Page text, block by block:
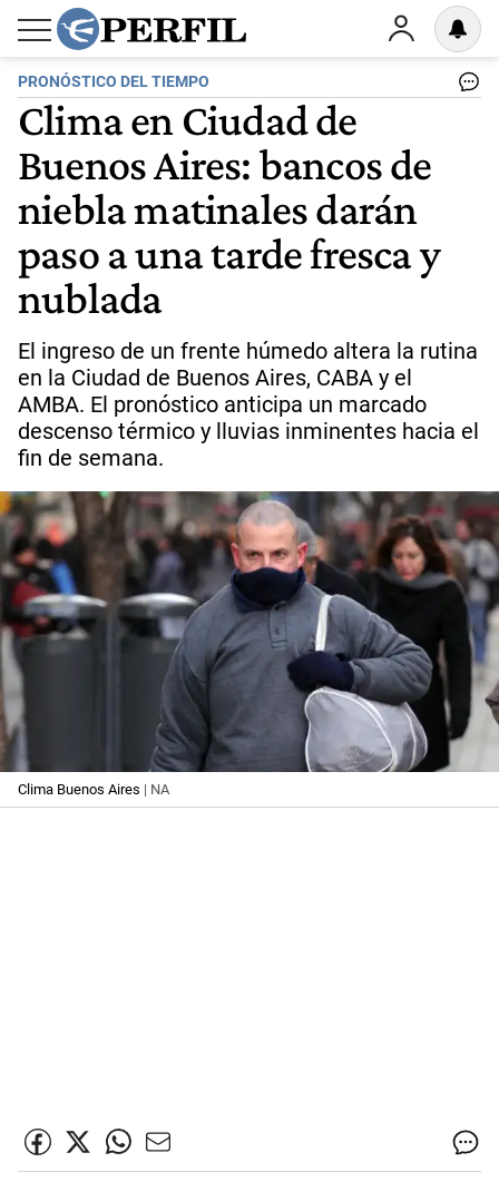
PRONÓSTICO DEL TIEMPO
Clima en Ciudad de
Buenos Aires: bancos de
niebla matinales darán
paso a una tarde fresca y
nublada
El ingreso de un frente húmedo altera la rutina
en la Ciudad de Buenos Aires, CABA y el
AMBA. El pronóstico anticipa un marcado
descenso térmico y lluvias inminentes hacia el
fin de semana.
Clima Buenos Aires | NA